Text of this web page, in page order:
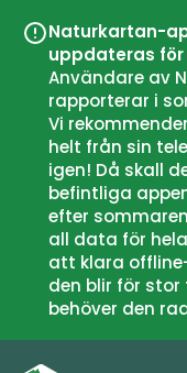
Naturkartan-
uppdateras
Användare av
rapporterar i
Vi
helt från sin
igen! Då skall
befintliga
efter
all data för
att klara
den blir för
behöver den